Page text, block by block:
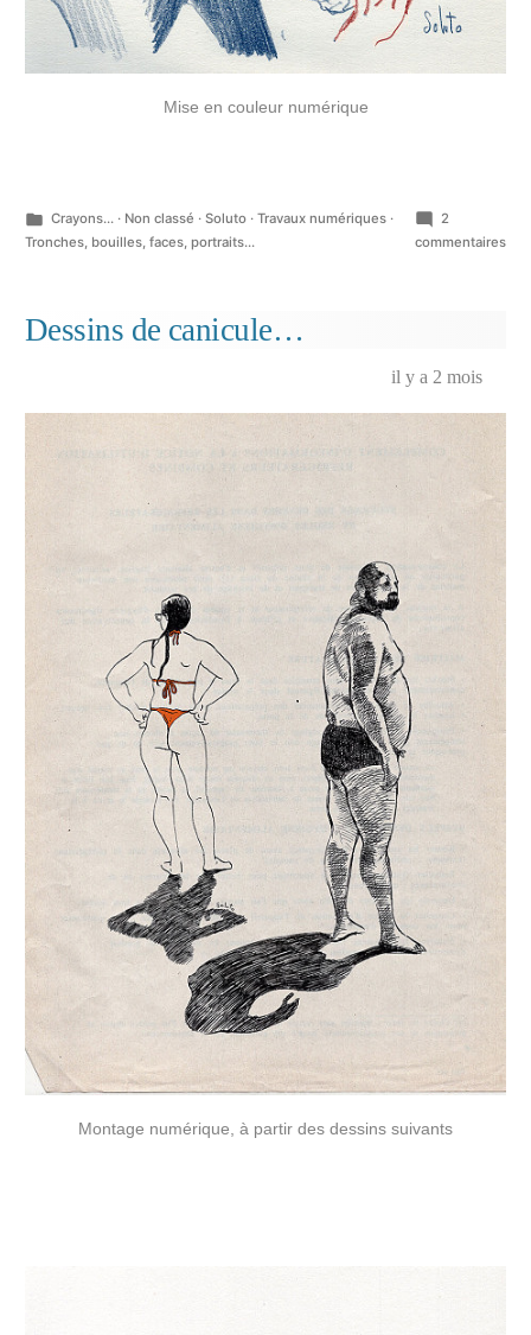
Mise en couleur numérique
Publié
dans
Crayons...· Non classé · Soluto· Travaux numériques·
Tronches, bouilles, faces, portraits...
2
commentairessur
Dessins de canicule…
il y a 2 mois
Montage numérique, à partir des dessins suivants